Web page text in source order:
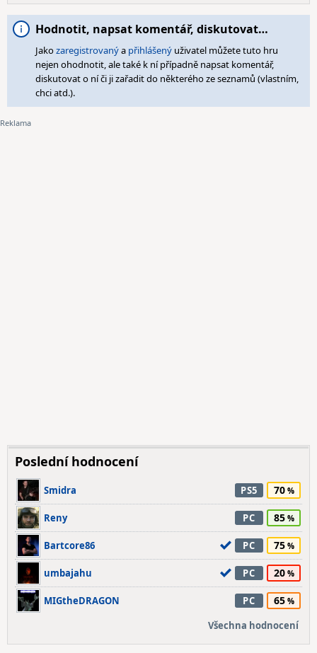
Hodnotit, napsat komentář, diskutovat…
Jakozaregistrovanýa přihlášený uživatel můžete tuto hru
nejen ohodnotit, ale také k ní případně napsat komentář,
diskutovat o ní či ji zařadit do některého ze seznamů (vlastním,
chci atd.).
Poslední hodnocení
Smidra PS5 70
Reny PC 85
Bartcore86 PC 75
umbajahu PC 20
MIGtheDRAGON PC 65
Všechna hodnocení